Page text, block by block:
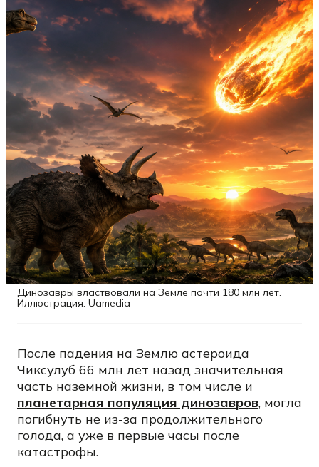
Динозавры властвовали на Земле почти 180 млн лет.
Иллюстрация: Uamedia
После падения на Землю астероида
Чиксулуб 66 млн лет назад значительная
часть наземной жизни, в том числе и
планетарная популяция динозавров, могла
погибнуть не из-за продолжительного
голода, а уже в первые часы после
катастрофы.